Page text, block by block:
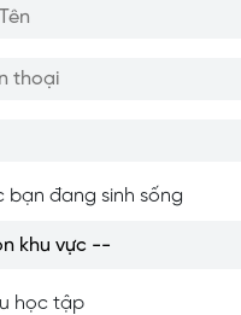
in + lĩnh
bạn đang sinh sống
học tập